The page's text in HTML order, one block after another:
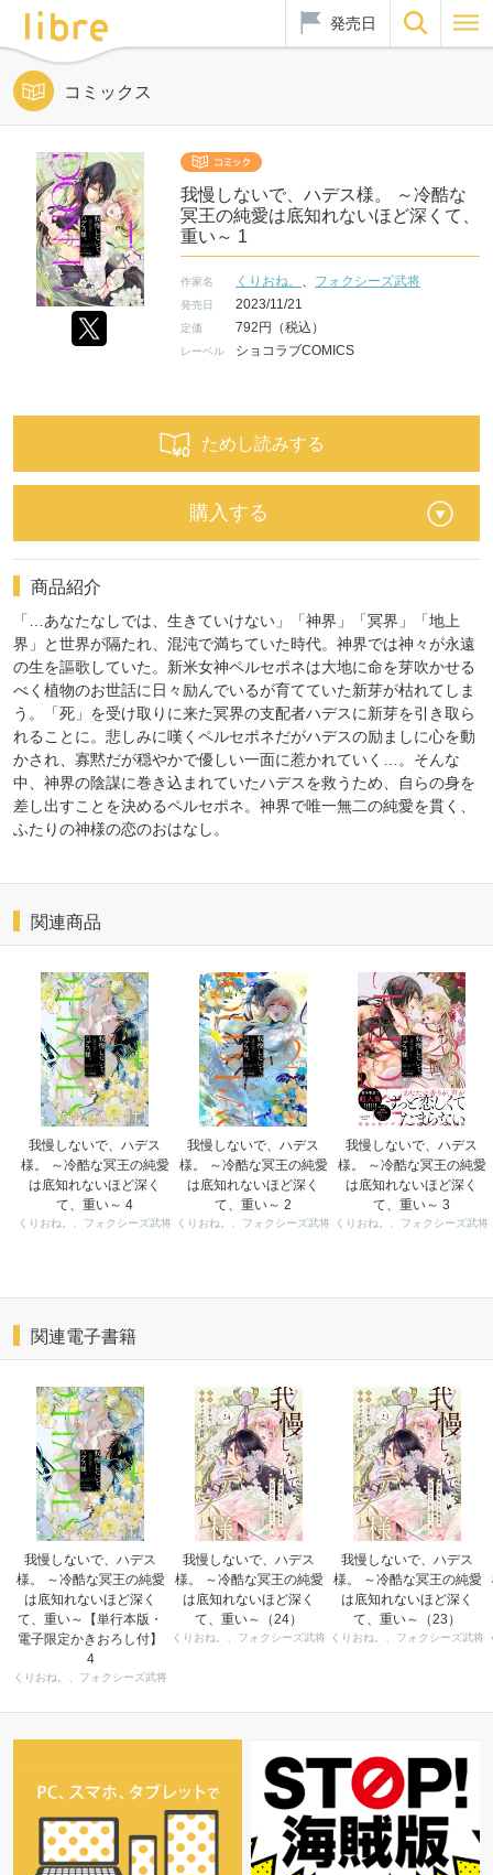
発売日
コミックス
我慢しないで、ハデス様。 ～冷酷な
冥王の純愛は底知れないほど深くて、
重い～ 1
作家名 くりおね。 、 フォクシーズ武将
発売日 2023/11/21
定価 792円（税込）
レーベル ショコラブCOMICS
ためし読みする
購入する
商品紹介
「…あなたなしでは、生きていけない」「神界」「冥界」「地上
界」と世界が隔たれ、混沌で満ちていた時代。神界では神々が永遠
の生を謳歌していた。新米女神ペルセポネは大地に命を芽吹かせる
べく植物のお世話に日々励んでいるが育てていた新芽が枯れてしま
う。「死」を受け取りに来た冥界の支配者ハデスに新芽を引き取ら
れることに。悲しみに嘆くペルセポネだがハデスの励ましに心を動
かされ、寡黙だが穏やかで優しい一面に惹かれていく…。そんな
中、神界の陰謀に巻き込まれていたハデスを救うため、自らの身を
差し出すことを決めるペルセポネ。神界で唯一無二の純愛を貫く、
ふたりの神様の恋のおはなし。
関連商品
我慢しないで、ハデス
様。 ～冷酷な冥王の純愛
は底知れないほど深く
て、重い～ 4
くりおね。、フォクシーズ武将
我慢しないで、ハデス
様。 ～冷酷な冥王の純愛
は底知れないほど深く
て、重い～ 2
くりおね。、フォクシーズ武将
我慢しないで、ハデス
様。 ～冷酷な冥王の純愛
は底知れないほど深く
て、重い～ 3
くりおね。、フォクシーズ武将
関連電子書籍
我慢しないで、ハデス
様。 ～冷酷な冥王の純愛
は底知れないほど深く
て、重い～【単行本版・
電子限定かきおろし付】
4
くりおね。、フォクシーズ武将
我慢しないで、ハデス
様。 ～冷酷な冥王の純愛
は底知れないほど深く
て、重い～（24）
くりおね。、フォクシーズ武将
我慢しないで、ハデス
様。 ～冷酷な冥王の純愛
は底知れないほど深く
て、重い～（23）
くりおね。、フォクシーズ武将